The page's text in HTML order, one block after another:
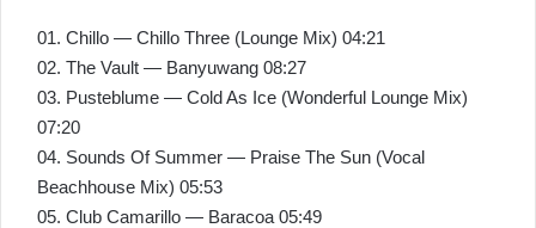
01. Chillo — Chillo Three (Lounge Mix) 04:21
02. The Vault — Banyuwang 08:27
03. Pusteblume — Cold As Ice (Wonderful Lounge Mix)
07:20
04. Sounds Of Summer — Praise The Sun (Vocal
Beachhouse Mix) 05:53
05. Club Camarillo — Baracoa 05:49